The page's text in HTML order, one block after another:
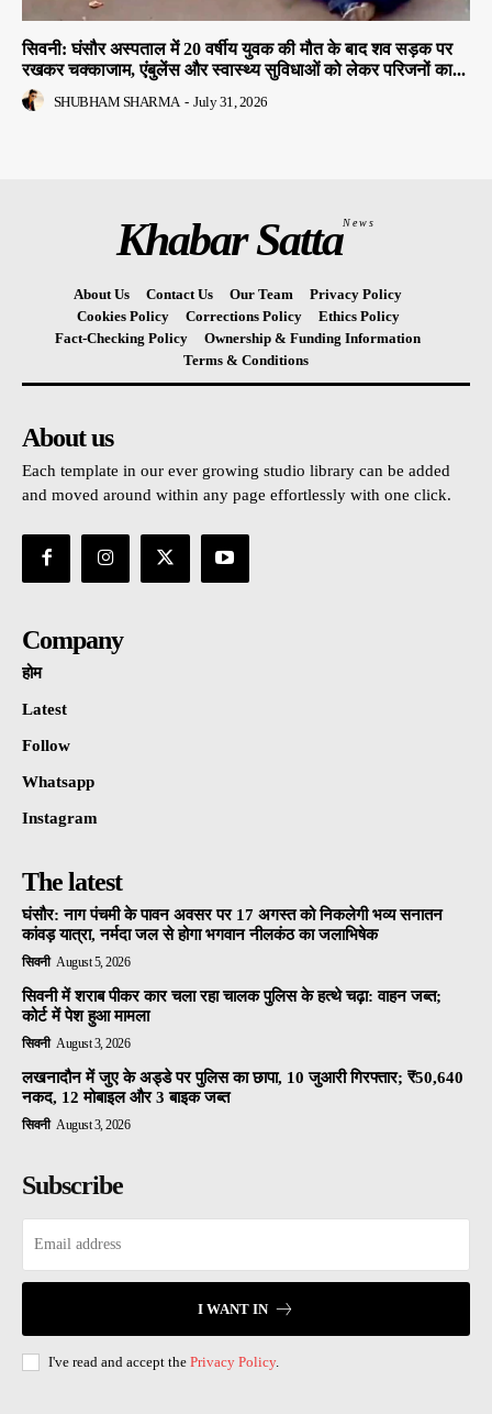
सिवनी: घंसौर अस्पताल में 20 वर्षीय युवक की मौत के बाद शव सड़क पर
रखकर चक्काजाम, एंबुलेंस और स्वास्थ्य सुविधाओं को लेकर परिजनों का...
SHUBHAM SHARMA - July 31, 2026
Khabar SattaNews
About Us Contact Us Our Team
Privacy Policy
Cookies Policy
Corrections Policy
Ethics Policy
Fact-Checking Policy
Ownership & Funding Information
Terms & Conditions
About us
Each template in our ever growing studio library can be added
and moved around within any page effortlessly with one click.
Company
होम
Latest
Follow
Whatsapp
Instagram
The latest
घंसौर: नाग पंचमी के पावन अवसर पर 17 अगस्त को निकलेगी भव्य सनातन
कांवड़ यात्रा, नर्मदा जल से होगा भगवान नीलकंठ का जलाभिषेक
सिवनी August 5, 2026
सिवनी में शराब पीकर कार चला रहा चालक पुलिस के हत्थे चढ़ा: वाहन जब्त;
कोर्ट में पेश हुआ मामला
सिवनी August 3, 2026
लखनादौन में जुए के अड्डे पर पुलिस का छापा, 10 जुआरी गिरफ्तार; ₹50,640
नकद, 12 मोबाइल और 3 बाइक जब्त
सिवनी August 3, 2026
Subscribe
I WANT IN
I've read and accept the Privacy Policy.